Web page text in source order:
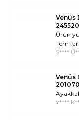
Venüs
Ürün
1 cm
S****
Venüs
Y****